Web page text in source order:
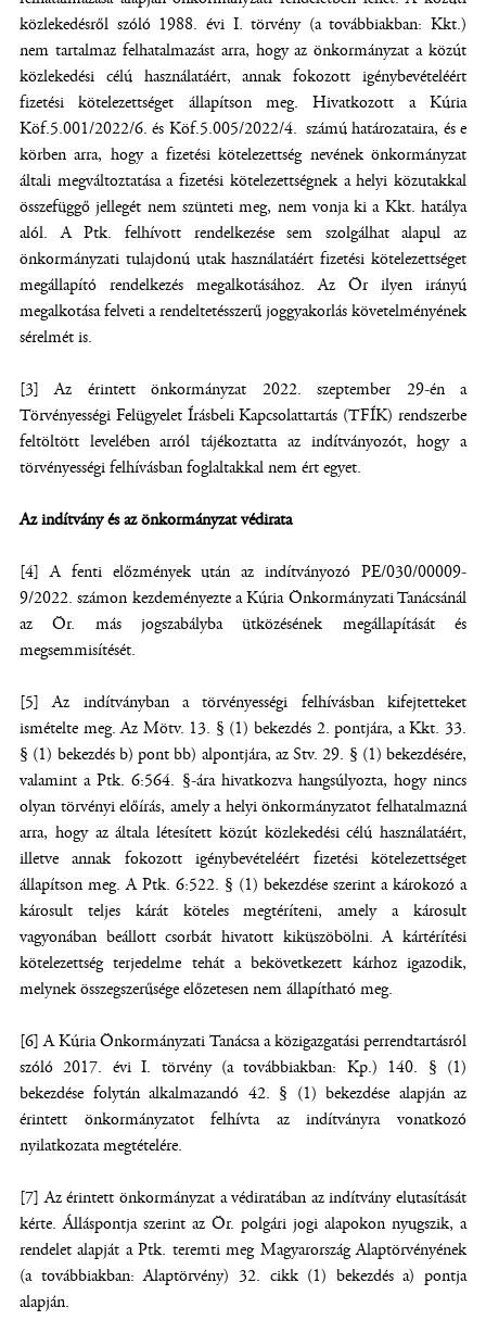
közlekedésről szóló 1988. évi I. törvény (a továbbiakban: Kkt.)
nem tartalmaz felhatalmazást arra, hogy az önkormányzat a közút
közlekedési célú használatáért, annak fokozott igénybevételéért
fizetési kötelezettséget állapítson meg. Hivatkozott a Kúria
Köf.5.001/2022/6. és Köf.5.005/2022/4. számú határozataira, és e
körben arra, hogy a fizetési kötelezettség nevének önkormányzat
általi megváltoztatása a fizetési kötelezettségnek a helyi közutakkal
összefüggő jellegét nem szünteti meg, nem vonja ki a Kkt. hatálya
alól. A Ptk. felhívott rendelkezése sem szolgálhat alapul az
önkormányzati tulajdonú utak használatáért fizetési kötelezettséget
megállapító rendelkezés megalkotásához. Az Ör ilyen irányú
megalkotása felveti a rendeltetésszerű joggyakorlás követelményének
sérelmét is.
[3] Az érintett önkormányzat 2022. szeptember 29-én a
Törvényességi Felügyelet Írásbeli Kapcsolattartás (TFÍK) rendszerbe
feltöltött levelében arról tájékoztatta az indítványozót, hogy a
törvényességi felhívásban foglaltakkal nem ért egyet.
Az indítvány és az önkormányzat védirata
[4] A fenti előzmények után az indítványozó PE/030/00009-
9/2022. számon kezdeményezte a Kúria Önkormányzati Tanácsánál
az Ör. más jogszabályba ütközésének megállapítását és
megsemmisítését.
[5] Az indítványban a törvényességi felhívásban kifejtetteket
ismételte meg. Az Mötv. 13. § (1) bekezdés 2. pontjára, a Kkt. 33.
§ (1) bekezdés b) pont bb) alpontjára, az Stv. 29. § (1) bekezdésére,
valamint a Ptk. 6:564. §-ára hivatkozva hangsúlyozta, hogy nincs
olyan törvényi előírás, amely a helyi önkormányzatot felhatalmazná
arra, hogy az általa létesített közút közlekedési célú használatáért,
illetve annak fokozott igénybevételéért fizetési kötelezettséget
állapítson meg. A Ptk. 6:522. § (1) bekezdése szerint a károkozó a
károsult teljes kárát köteles megtéríteni, amely a károsult
vagyonában beállott csorbát hivatott kiküszöbölni. A kártérítési
kötelezettség terjedelme tehát a bekövetkezett kárhoz igazodik,
melynek összegszerűsége előzetesen nem állapítható meg.
[6] A Kúria Önkormányzati Tanácsa a közigazgatási perrendtartásról
szóló 2017. évi I. törvény (a továbbiakban: Kp.) 140. § (1)
bekezdése folytán alkalmazandó 42. § (1) bekezdése alapján az
érintett önkormányzatot felhívta az indítványra vonatkozó
nyilatkozata megtételére.
[7] Az érintett önkormányzat a védiratában az indítvány elutasítását
kérte. Álláspontja szerint az Ör. polgári jogi alapokon nyugszik, a
rendelet alapját a Ptk. teremti meg Magyarország Alaptörvényének
(a továbbiakban: Alaptörvény) 32. cikk (1) bekezdés a) pontja
alapján.